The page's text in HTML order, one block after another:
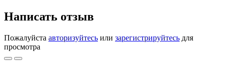
Написать отзыв
Пожалуйста авторизуйтесь или зарегистрируйтесь для
просмотра